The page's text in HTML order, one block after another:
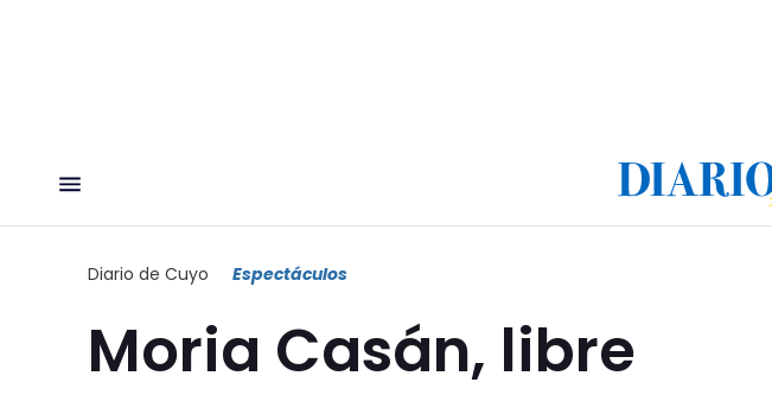
Diario de Cuyo Espectáculos
Moria Casán, libre